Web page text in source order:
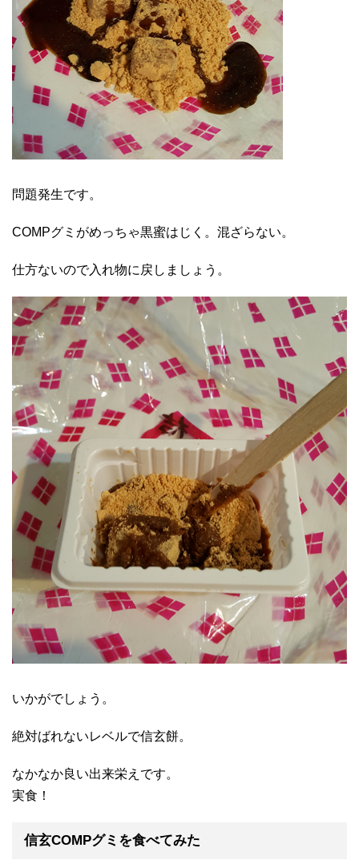
問題発生です。
COMPグミがめっちゃ黒蜜はじく。混ざらない。
仕方ないので入れ物に戻しましょう。
いかがでしょう。
絶対ばれないレベルで信玄餅。
なかなか良い出来栄えです。
実食！
信玄COMPグミを食べてみた